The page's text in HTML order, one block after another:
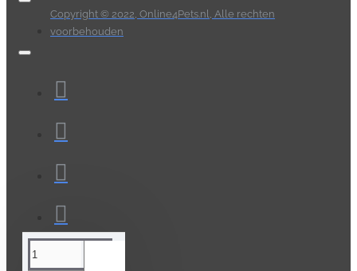
Copyright © 2022, Online4Pets.nl, Alle rechten
voorbehouden